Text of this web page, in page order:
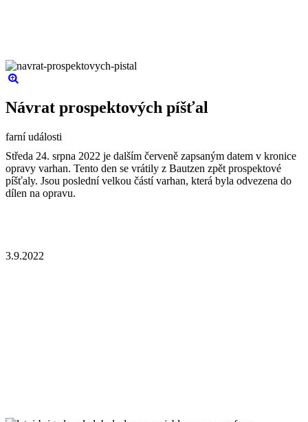
Návrat prospektových píšťal
farní události
Středa 24. srpna 2022 je dalším červeně zapsaným datem v kronice
opravy varhan. Tento den se vrátily z Bautzen zpět prospektové
píšťaly. Jsou poslední velkou částí varhan, která byla odvezena do
dílen na opravu.
3.9.2022